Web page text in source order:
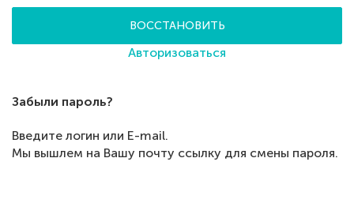
ВОССТАНОВИТЬ
Авторизоваться
Забыли пароль?
Введите логин или E-mail.
Мы вышлем на Вашу почту ссылку для смены пароля.